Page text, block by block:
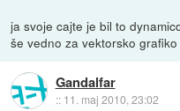
ja svoje cajte je bil to
še vedno za vektorsko
Gandalfar
:: 11. maj 2010, 23:02